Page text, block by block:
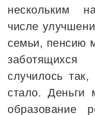
нескольким
числе
семьи, пенсию
случилось
стало. Деньги
образование